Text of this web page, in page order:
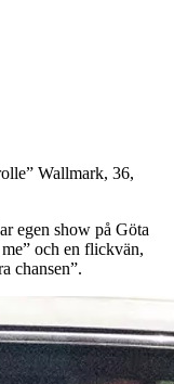
Wallmark, 36,
egen show på Göta
och en flickvän,
chansen”.